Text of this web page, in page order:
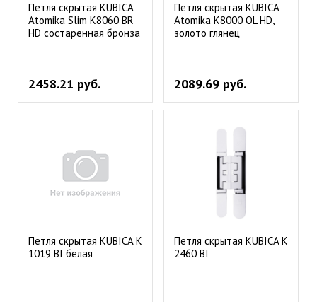
Петля скрытая KUBICA
Atomika Slim К8060 ВR
HD состаренная бронза
2458.21 руб.
Петля скрытая KUBICA
Atomika К8000 OL HD,
золото глянец
2089.69 руб.
Петля скрытая KUBICA K
1019 BI белая
Петля скрытая KUBICA K
2460 BI